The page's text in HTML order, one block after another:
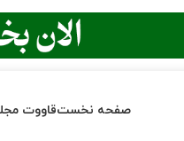
صفحه نخستقاووت